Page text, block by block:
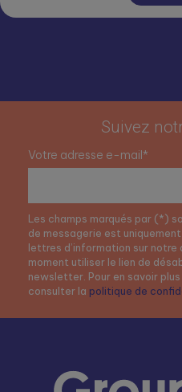
Suivez
Votre adresse e-mail*
Les champs marqués par (*)
de messagerie est
lettres d’information sur
moment utiliser le lien de
newsletter. Pour en savoir
consulter la politique de